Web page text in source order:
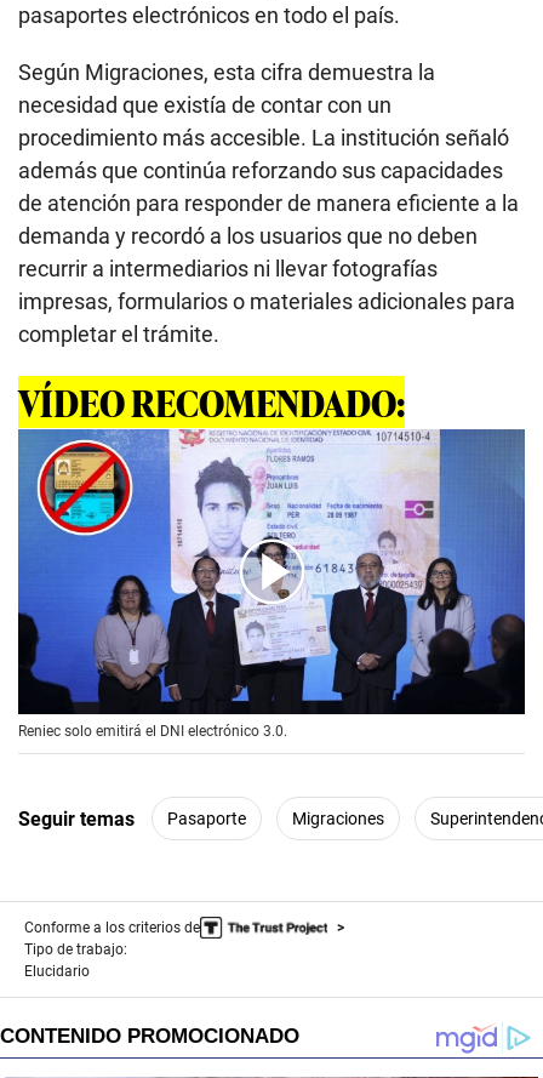
pasaportes electrónicos en todo el país.
Según Migraciones, esta cifra demuestra la
necesidad que existía de contar con un
procedimiento más accesible. La institución señaló
además que continúa reforzando sus capacidades
de atención para responder de manera eficiente a la
demanda y recordó a los usuarios que no deben
recurrir a intermediarios ni llevar fotografías
impresas, formularios o materiales adicionales para
completar el trámite.
VÍDEO RECOMENDADO:
00:00 01:29
Reniec solo emitirá el DNI electrónico 3.0.
Seguir temas Pasaporte Migraciones
Conforme a los criterios de
Tipo de trabajo:
Elucidario